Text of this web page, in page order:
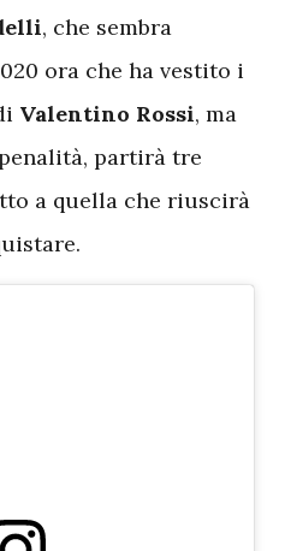
, che sembra
ora che ha vestito i
Valentino Rossi, ma
partirà tre
a quella che riuscirà